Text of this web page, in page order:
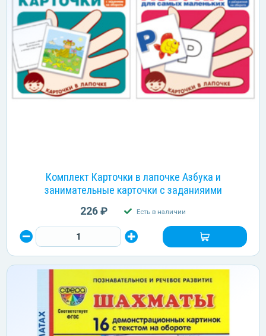
Комплект Карточки в лапочке Азбука и
занимательные карточки с заданияими
226 ₽ Есть в наличии